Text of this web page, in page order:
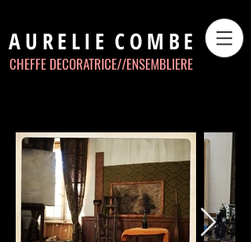
COMBE
AURELIE
CHEFFE DECORATRICE//ENSEMBLIERE